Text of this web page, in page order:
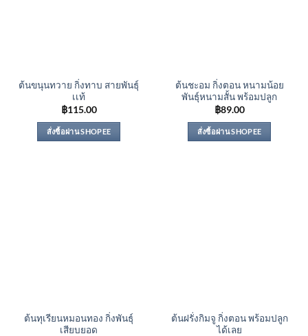
ต้นขนุนทวาย กิ่งทาบ สายพันธุ์
เเท้
฿115.00
สั่งซื้อผ่าน SHOPEE
ต้นชะอม กิ่งตอน หนามน้อย
พันธุ์หนามสั้น พร้อมปลูก
฿89.00
สั่งซื้อผ่าน SHOPEE
ต้นทุเรียนหมอนทอง กิ่งพันธุ์
เสียบยอด
ต้นฝรั่งกิมจู กิ่งตอน พร้อมปลูก
ได้เลย